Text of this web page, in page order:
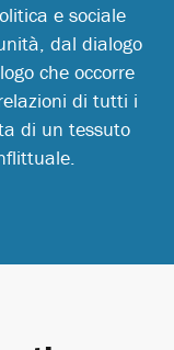
e sociale
dal dialogo
che occorre
di tutti i
di un tessuto